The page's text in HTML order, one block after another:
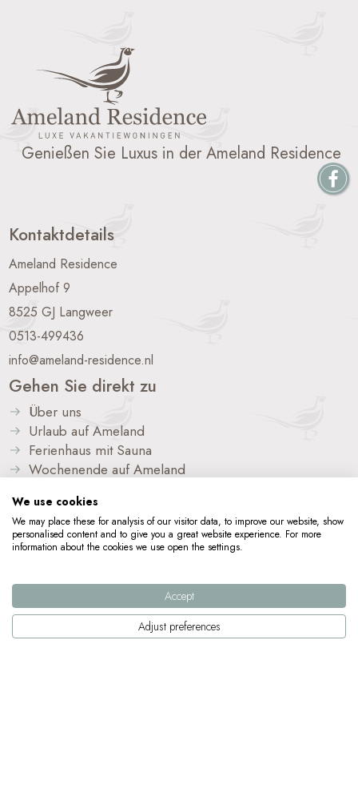
Genießen Sie Luxus in der Ameland Residence
Kontaktdetails
Ameland Residence
Appelhof 9
8525 GJ Langweer
0513-499436
info@ameland-residence.nl
Gehen Sie direkt zu
Über uns
Urlaub auf Ameland
Ferienhaus mit Sauna
Wochenende auf Ameland
Zusatzinformation
Fahrradverleih Metz
Wagenborg Passagierdienste
We use cookies
We may place these for analysis of our visitor data, to improve our website, show
personalised content and to give you a great website experience. For more
information about the cookies we use open the settings.
Accept
Adjust preferences